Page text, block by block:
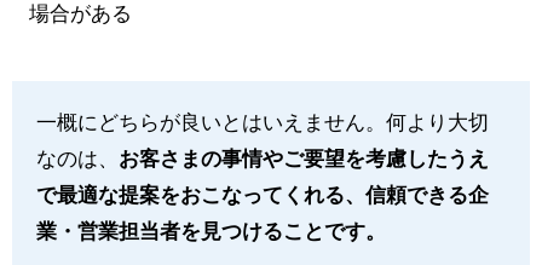
場合がある
一概にどちらが良いとはいえません。何より大切
なのは、 お客さまの事情やご要望を考慮したうえ
で最適な提案をおこなってくれる、信頼できる企
業・営業担当者を見つけることです。